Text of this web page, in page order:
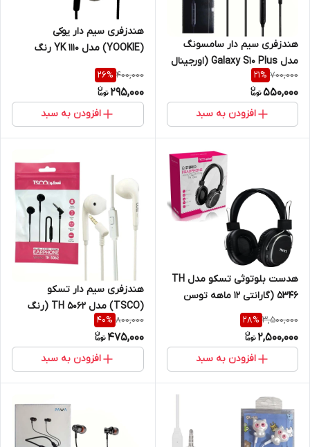
هندزفری سیم دار سامسونگ
مدل Galaxy S10 Plus (اورجینال
سر جعبه)
700,000
21%
550,000
افزودن به سبد
هندزفری سیم دار یوکی
(YOOKIE) مدل YK 1110 رنگ
400,000
26%
295,000
افزودن به سبد
هدست بلوتوثی تسکو مدل TH
5346 (گارانتی 12 ماهه توسن
سیستم شرق)
3,500,000
28%
2,500,000
افزودن به سبد
هندزفری سیم دار تسکو
(TSCO) مدل TH 5062 (رنگ
سفید)
800,000
40%
475,000
افزودن به سبد